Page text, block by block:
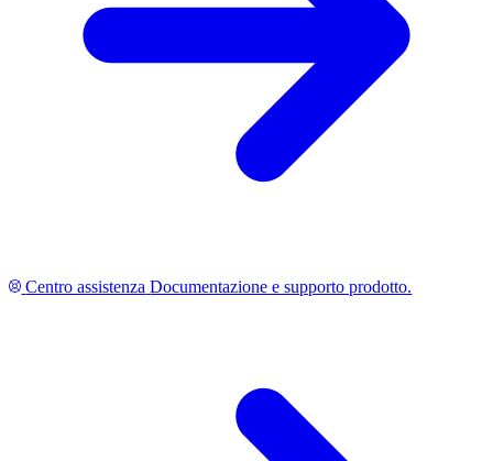
Centro assistenza Documentazione e supporto prodotto.